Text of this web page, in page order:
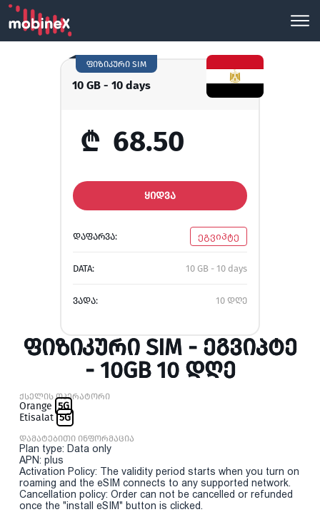
10 GB - 10 days
ფიზიკური SIM
₾ 68.50
ᲧᲘᲓᲕᲐ
ᲓᲐᲤᲐᲠᲕᲐ: ეგვიპტე
DATA: 10 GB - 10 days
ᲕᲐᲓᲐ: 10 დღე
ᲤᲘᲖᲘᲙᲣᲠᲘ SIM - ᲔᲒᲕᲘᲞᲢᲔ
- 10GB 10 ᲓᲦᲔ
ქსელის ოპერატორი
Orange 5G
Etisalat 5G
დამატებითი ინფორმაცია
Plan type: Data only
APN: plus
Activation Policy: The validity period starts when you turn on
roaming and the eSIM connects to any supported network.
Cancellation policy: Order can not be cancelled or refunded
once the "install eSIM" button is clicked.